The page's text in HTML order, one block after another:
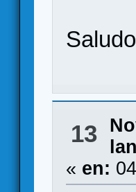
13
« en: